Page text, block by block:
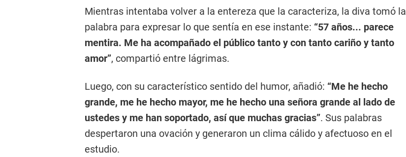
Mientras intentaba volver a la entereza que la caracteriza, la diva tomó la
palabra para expresar lo que sentía en ese instante: “57 años... parece
mentira. Me ha acompañado el público tanto y con tanto cariño y tanto
amor”, compartió entre lágrimas.
Luego, con su característico sentido del humor, añadió: “Me he hecho
grande, me he hecho mayor, me he hecho una señora grande al lado de
ustedes y me han soportado, así que muchas gracias”. Sus palabras
despertaron una ovación y generaron un clima cálido y afectuoso en el
estudio.